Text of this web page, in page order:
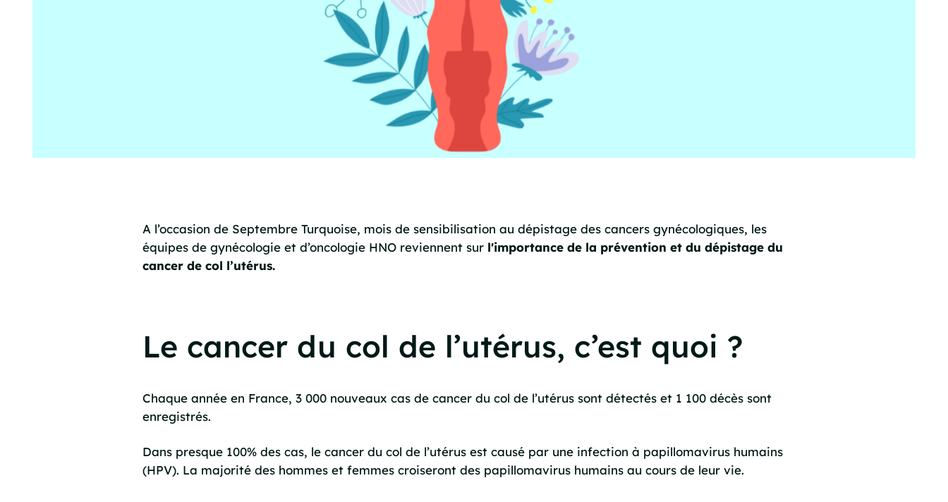
A l’occasion de Septembre Turquoise, mois de sensibilisation au dépistage des cancers gynécologiques, les
équipes de gynécologie et d’oncologie HNO reviennent sur l'importance de la prévention et du dépistage du
cancer de col l’utérus.
Le cancer du col de l’utérus, c’est quoi ?
Chaque année en France, 3 000 nouveaux cas de cancer du col de l’utérus sont détectés et 1 100 décès sont
enregistrés.
Dans presque 100% des cas, le cancer du col de l’utérus est causé par une infection à papillomavirus humains
(HPV). La majorité des hommes et femmes croiseront des papillomavirus humains au cours de leur vie.